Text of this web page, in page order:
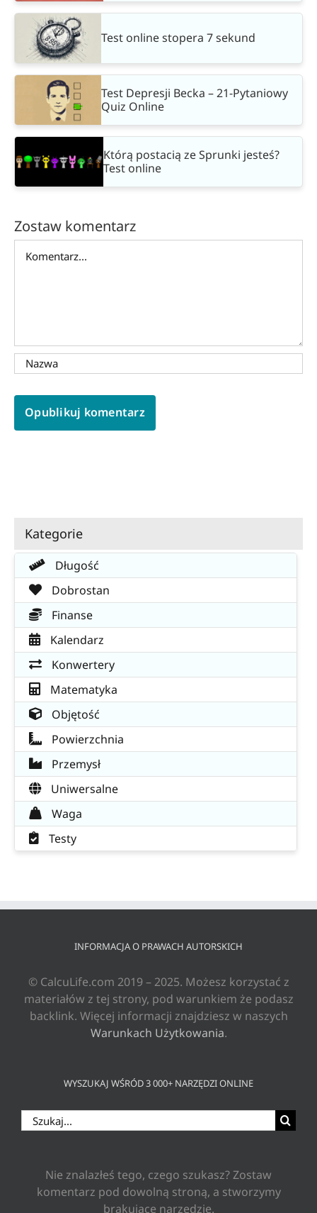
Test online stopera 7 sekund
Test Depresji Becka – 21-Pytaniowy
Quiz Online
Którą postacią ze Sprunki jesteś?
Test online
Zostaw komentarz
Kategorie
Długość
Dobrostan
Finanse
Kalendarz
Konwertery
Matematyka
Objętość
Powierzchnia
Przemysł
Uniwersalne
Waga
Testy
INFORMACJA O PRAWACH AUTORSKICH
© CalcuLife.com 2019 – 2025. Możesz korzystać z
materiałów z tej strony, pod warunkiem że podasz
backlink. Więcej informacji znajdziesz w naszych
Warunkach Użytkowania.
WYSZUKAJ WŚRÓD 3 000+ NARZĘDZI ONLINE
Szukaj
Nie znalazłeś tego, czego szukasz? Zostaw
komentarz pod dowolną stroną, a stworzymy
brakujące narzędzie.